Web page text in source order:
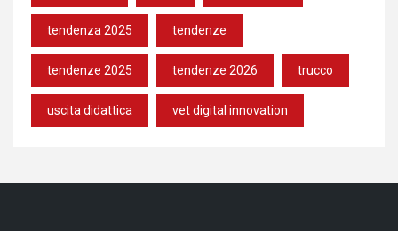
tendenza 2025 tendenze
tendenze 2025 tendenze 2026 trucco
uscita didattica vet digital innovation